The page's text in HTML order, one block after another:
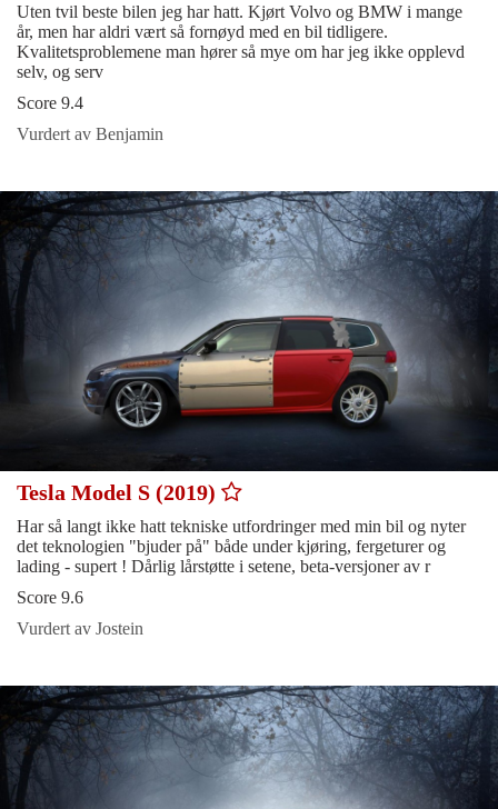
Uten tvil beste bilen jeg har hatt. Kjørt Volvo og BMW i mange
år, men har aldri vært så fornøyd med en bil tidligere.
Kvalitetsproblemene man hører så mye om har jeg ikke opplevd
selv, og serv
Score 9.4
Vurdert av Benjamin
Tesla Model S (2019)
Har så langt ikke hatt tekniske utfordringer med min bil og nyter
det teknologien "bjuder på" både under kjøring, fergeturer og
lading - supert ! Dårlig lårstøtte i setene, beta-versjoner av r
Score 9.6
Vurdert av Jostein